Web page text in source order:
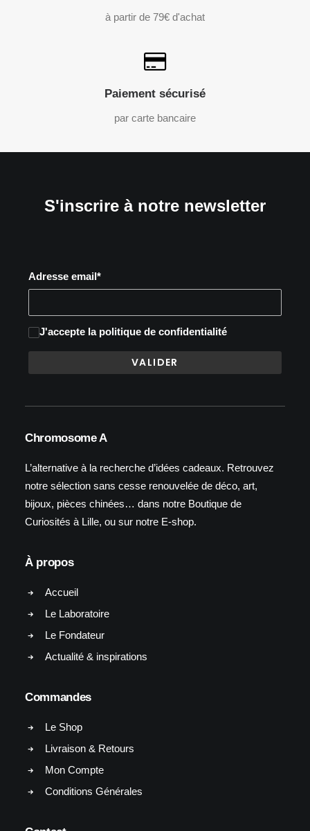
à partir de 79€ d'achat
Paiement sécurisé
par carte bancaire
S'inscrire à notre newsletter
Adresse email*
J'accepte la politique de confidentialité
Chromosome A
L’alternative à la recherche d’idées cadeaux. Retrouvez
notre sélection sans cesse renouvelée de déco, art,
bijoux, pièces chinées… dans notre Boutique de
Curiosités à Lille, ou sur notre E-shop.
À propos
Accueil
Le Laboratoire
Le Fondateur
Actualité & inspirations
Commandes
Le Shop
Livraison & Retours
Mon Compte
Conditions Générales